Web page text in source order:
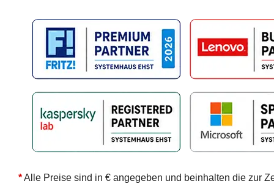
*Alle Preise sind in € angegeben und beinhalten die zur